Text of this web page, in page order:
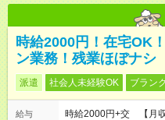
時給2000円！在宅OK
ン業務！残業ほぼナシ
派遣 社会人未経験OK ブラン
給与
時給2000円+交 【月